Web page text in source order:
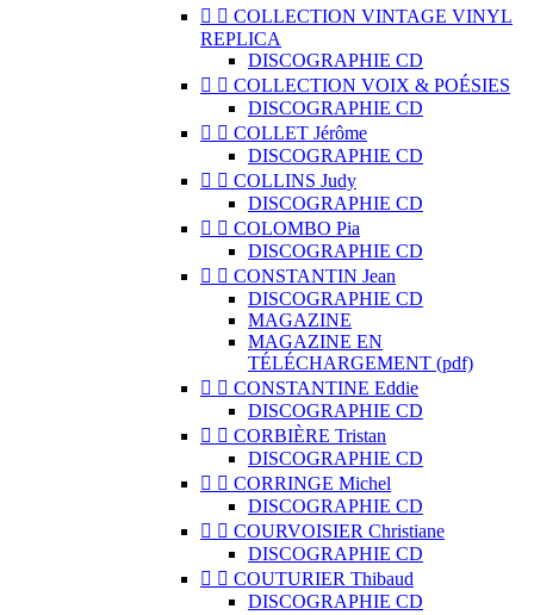
  COLLECTION VINTAGE VINYL
REPLICA
DISCOGRAPHIE CD
  COLLECTION VOIX & POÉSIES
DISCOGRAPHIE CD
  COLLET Jérôme
DISCOGRAPHIE CD
  COLLINS Judy
DISCOGRAPHIE CD
  COLOMBO Pia
DISCOGRAPHIE CD
  CONSTANTIN Jean
DISCOGRAPHIE CD
MAGAZINE
MAGAZINE EN
TÉLÉCHARGEMENT (pdf)
  CONSTANTINE Eddie
DISCOGRAPHIE CD
  CORBIÈRE Tristan
DISCOGRAPHIE CD
  CORRINGE Michel
DISCOGRAPHIE CD
  COURVOISIER Christiane
DISCOGRAPHIE CD
  COUTURIER Thibaud
DISCOGRAPHIE CD